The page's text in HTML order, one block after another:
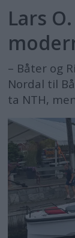
Lars
– Båter og
Nordal til
ta NTH,